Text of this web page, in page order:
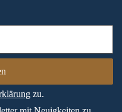
zu.